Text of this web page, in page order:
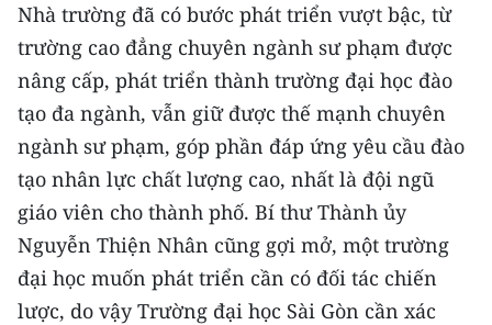
GIÁO DỤC
Y TẾ
KHOA HỌC - CÔNG NGHỆ
MÔI TRƯỜNG
BẠN ĐỌC
KIỂM CHỨNG THÔNG TIN
Nhà trường đã có bước phát triển vượt bậc, từ
trường cao đẳng chuyên ngành sư phạm được
nâng cấp, phát triển thành trường đại học đào
tạo đa ngành, vẫn giữ được thế mạnh chuyên
ngành sư phạm, góp phần đáp ứng yêu cầu đào
tạo nhân lực chất lượng cao, nhất là đội ngũ
giáo viên cho thành phố. Bí thư Thành ủy
Nguyễn Thiện Nhân cũng gợi mở, một trường
đại học muốn phát triển cần có đối tác chiến
lược, do vậy Trường đại học Sài Gòn cần xác